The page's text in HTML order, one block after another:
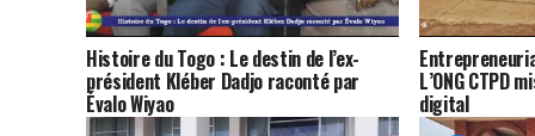
Histoire du Togo : Le destin de l’ex-
président Kléber Dadjo raconté par
Évalo Wiyao
L’ONG CTPD
digital